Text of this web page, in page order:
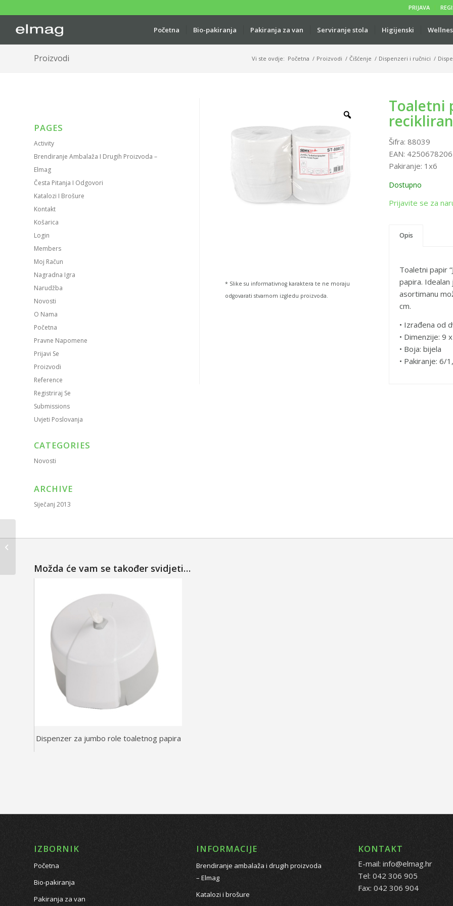
PRIJAVA
Početna Bio-pakiranja Pakiranja za van Serviranje stola Higijenski
Proizvodi Vi ste ovdje: Početna / Proizvodi / Čišćenje / Dispenzeri i ručnici /
PAGES
Activity
Brendiranje Ambalaža I Drugih Proizvoda –
Elmag
Česta Pitanja I Odgovori
Katalozi I Brošure
Kontakt
Košarica
Login
Members
Moj Račun
Nagradna Igra
Narudžba
Novosti
O Nama
Početna
Pravne Napomene
Prijavi Se
Proizvodi
Reference
Registriraj Se
Submissions
Uvjeti Poslovanja
CATEGORIES
Novosti
ARCHIVE
Siječanj 2013
* Slike su informativnog karaktera te ne moraju
odgovarati stvarnom izgledu proizvoda.
Toaletni
Šifra:88039
EAN:
Pakiranje: 1x6
Dostupno
Prijavite se za
Opis
Toaletni papir
papira.
asortimanu
cm.
• Izrađena od
• Dimenzije: 9
• Boja: bijela
• Pakiranje: 6/
Možda će vam se također svidjeti…
Dispenzer za jumbo role toaletnog papira
IZBORNIK
Početna
Bio-pakiranja
Pakiranja za van
INFORMACIJE
Brendiranje ambalaža i drugih proizvoda
– Elmag
Katalozi i brošure
KONTAKT
E-mail: info@elmag.hr
Tel: 042 306 905
Fax: 042 306 904
Plastični dispenzer za papirnate